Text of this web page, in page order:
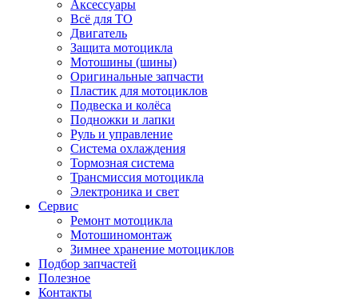
Аксессуары
Всё для ТО
Двигатель
Защита мотоцикла
Мотошины (шины)
Оригинальные запчасти
Пластик для мотоциклов
Подвеска и колёса
Подножки и лапки
Руль и управление
Система охлаждения
Тормозная система
Трансмиссия мотоцикла
Электроника и свет
Сервис
Ремонт мотоцикла
Мотошиномонтаж
Зимнее хранение мотоциклов
Подбор запчастей
Полезное
Контакты